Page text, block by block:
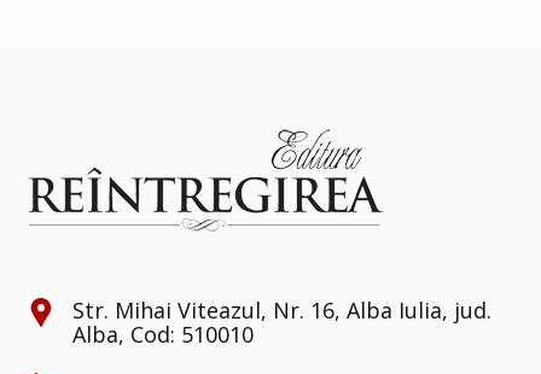
Str. Mihai Viteazul, Nr. 16, Alba Iulia, jud.
Alba, Cod: 510010